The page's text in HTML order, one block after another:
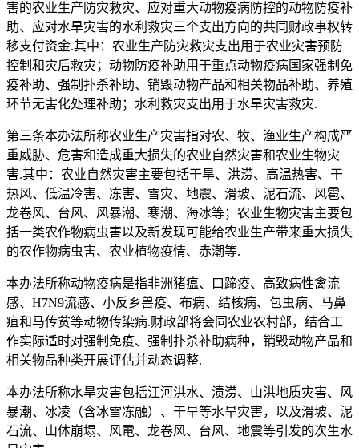
害的农业生产防灾救灾、应对重大动物疫病防控的动物防疫补
助、应对水旱灾害的水利救灾三个支出方向的共同财政事权转
移支付资金.其中：农业生产防灾救灾支出用于农业灾害预防
控制和灾后救灾；动物防疫补助用于重点动物疫病国家强制免
疫补助、强制扑杀补助、销毁动物产品和相关物品补助、养殖
环节无害化处理补助；水利救灾支出用于水旱灾害救灾.
第三条本办法所称农业生产灾害指对农、牧、渔业生产构成严
重威胁、危害和造成重大损失的农业自然灾害和农业生物灾
害.其中：农业自然灾害主要包括干旱、洪涝、高温热害、干
热风、低温冷害、冻害、雪灾、地震、滑坡、泥石流、风雹、
龙卷风、台风、风暴潮、寒潮、海冰等；农业生物灾害主要包
括一类农作物病虫害以及新发现可能给农业生产带来重大损失
的农作物病虫害、农业植物疫情、赤潮等.
本办法所称动物疫病是指非洲猪瘟、口蹄疫、高致病性禽流
感、H7N9流感、小反乡兽疫、布病、结核病、包虫病、马鼻
疽和马传贫等动物传染病.财政部将会同农业农村部，结合工
作实际适时对强制免疫、强制扑杀补助病种，销毁动物产品和
相关物品种类开展评估并动态调整.
本办法所称水旱灾害包括江河洪水、渍涝、山洪地质灾害、风
暴潮、冰凌（含冰雪冻融）、干旱等水旱灾害，以及滑坡、泥
石流、山体崩塌、风電、龙卷风、台风、地震等引发的次生水